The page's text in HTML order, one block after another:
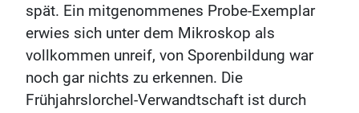
spät. Ein mitgenommenes Probe-Exemplar
erwies sich unter dem Mikroskop als
vollkommen unreif, von Sporenbildung war
noch gar nichts zu erkennen. Die
Frühjahrslorchel-Verwandtschaft ist durch